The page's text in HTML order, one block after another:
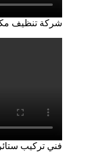
شركة تنظيف
فني تركيب